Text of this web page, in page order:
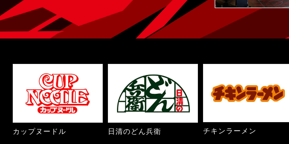
カップヌードル 日清のどん兵衛 チキンラーメン